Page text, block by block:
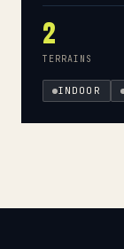
2
TERRAINS
INDOOR